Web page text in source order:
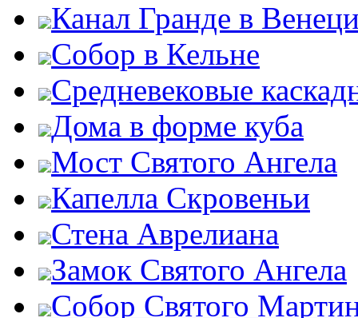
Канал Гранде в
Собор в Кельне
Средневековые
Дома в форме куба
Мост Святого Ангела
Капелла Скровеньи
Стена Аврелиана
Замок Святого Ангела
Собор Святого